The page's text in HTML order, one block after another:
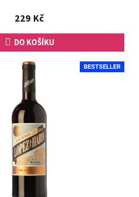
5
hvězdiček.
229 Kč
DO KOŠÍKU
BESTSELLER